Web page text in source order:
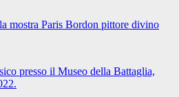
mostra Paris Bordon pittore divino
presso il Museo della Battaglia,